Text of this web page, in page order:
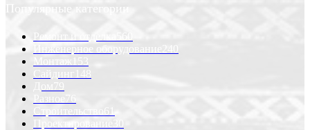
Популярные категории
Ремонт и отделка
Инженерное оборудование
240
Монтаж
153
Сайдинг
148
Дом 79
Разное 76
Строительство
Проектирование